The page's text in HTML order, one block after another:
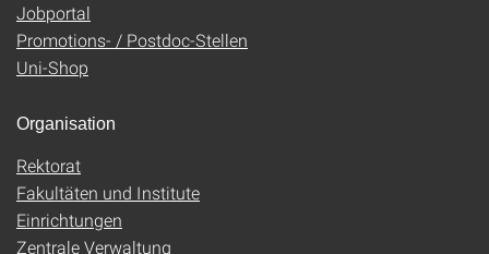
Jobportal
Promotions- / Postdoc-Stellen
Uni-Shop
Organisation
Rektorat
Fakultäten und Institute
Einrichtungen
Zentrale Verwaltung